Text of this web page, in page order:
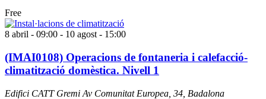
Free
8 abril - 09:00 - 10 agost - 15:00
(IMAI0108) Operacions de fontaneria i calefacció-
climatització domèstica. Nivell 1
Edifici CATT Gremi Av Comunitat Europea, 34, Badalona